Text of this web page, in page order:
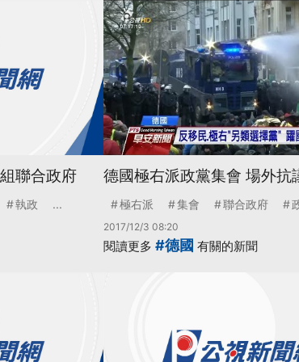
聯合政府
執政 ...
德國極右派政黨集會 場外抗
極右派 集會 聯合政府
2017/12/3 08:20
閱讀更多 #德國 有關的新聞